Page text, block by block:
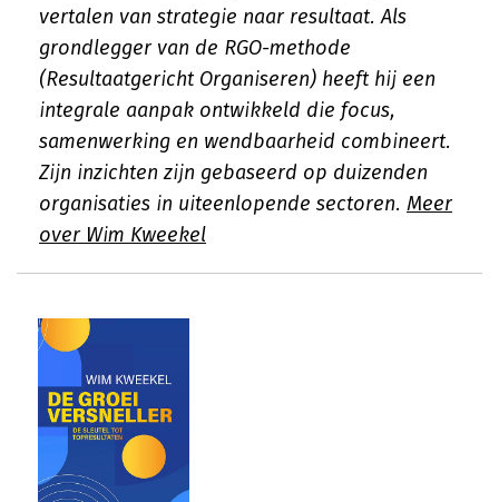
vertalen van strategie naar resultaat. Als
grondlegger van de RGO-methode
(Resultaatgericht Organiseren) heeft hij een
integrale aanpak ontwikkeld die focus,
samenwerking en wendbaarheid combineert.
Zijn inzichten zijn gebaseerd op duizenden
organisaties in uiteenlopende sectoren. Meer
over Wim Kweekel